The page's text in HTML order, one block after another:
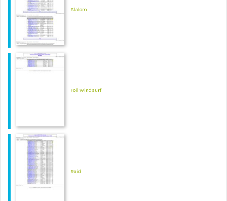
Slalom
Foil Windsurf
Raid